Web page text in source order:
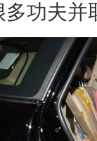
功夫并